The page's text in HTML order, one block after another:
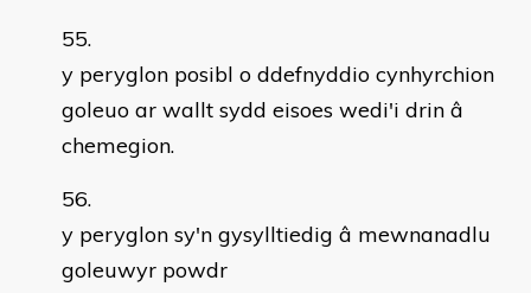
y peryglon posibl o ddefnyddio cynhyrchion
goleuo ar wallt sydd eisoes wedi'i drin â
chemegion.
y peryglon sy'n gysylltiedig â mewnanadlu
goleuwyr powdr